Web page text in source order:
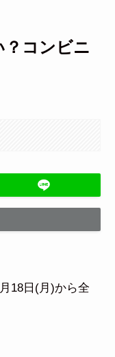
？コンビニ
18日(月)から全